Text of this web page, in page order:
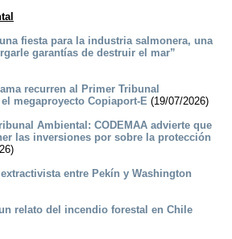
fiesta para la industria salmonera, una
garantías de destruir el mar”
recurren al Primer Tribunal
megaproyecto Copiaport-E (19/07/2026)
Ambiental: CODEMAA advierte que
las inversiones por sobre la protección
entre Pekín y Washington
relato del incendio forestal en Chile